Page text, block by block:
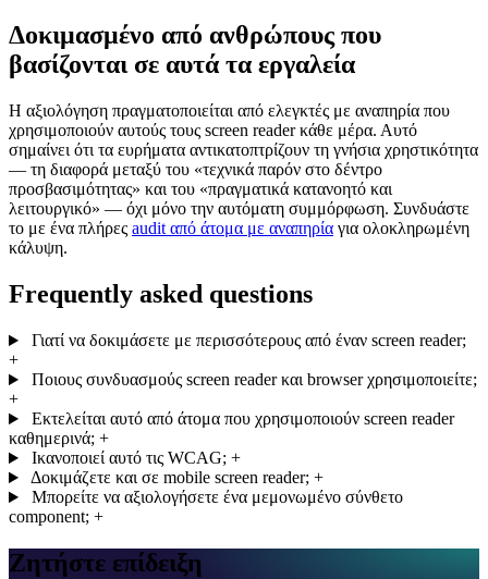
Δοκιμασμένο από ανθρώπους που
βασίζονται σε αυτά τα εργαλεία
Η αξιολόγηση πραγματοποιείται από ελεγκτές με αναπηρία που
χρησιμοποιούν αυτούς τους screen reader κάθε μέρα. Αυτό
σημαίνει ότι τα ευρήματα αντικατοπτρίζουν τη γνήσια χρηστικότητα
— τη διαφορά μεταξύ του «τεχνικά παρόν στο δέντρο
προσβασιμότητας» και του «πραγματικά κατανοητό και
λειτουργικό» — όχι μόνο την αυτόματη συμμόρφωση. Συνδυάστε
το με ένα πλήρες audit από άτομα με αναπηρία για ολοκληρωμένη
κάλυψη.
Frequently asked questions
Γιατί να δοκιμάσετε με περισσότερους από έναν screen reader;
+
Ποιους συνδυασμούς screen reader και browser χρησιμοποιείτε;
+
Εκτελείται αυτό από άτομα που χρησιμοποιούν screen reader
καθημερινά; +
Ικανοποιεί αυτό τις WCAG; +
Δοκιμάζετε και σε mobile screen reader; +
Μπορείτε να αξιολογήσετε ένα μεμονωμένο σύνθετο
component; +
Ζητήστε επίδειξη